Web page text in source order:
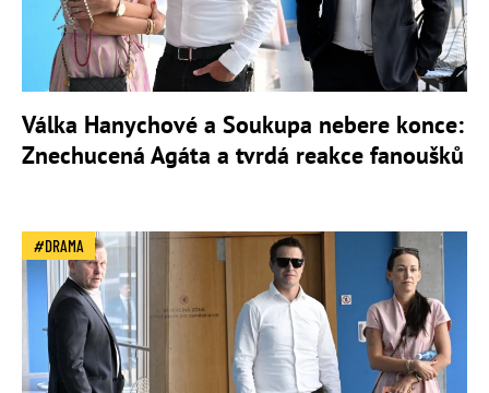
Válka Hanychové a Soukupa nebere konce:
Znechucená Agáta a tvrdá reakce fanoušků
DRAMA